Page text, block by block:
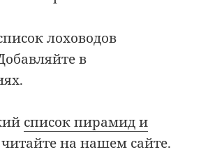
лоховодов
в
список пирамид и
читайте на нашем сайте.